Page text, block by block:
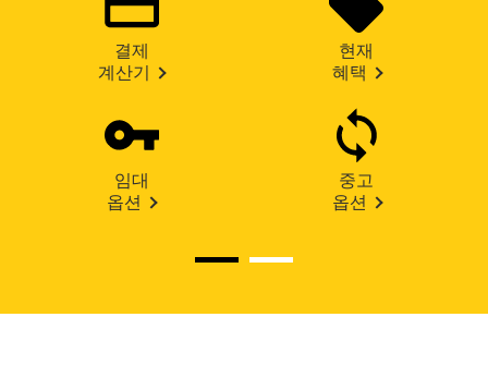
결제
계산기
현재
혜택
임대
옵션
중고
옵션